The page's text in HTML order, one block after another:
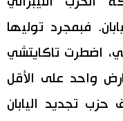
فبمجرد توليها
اضطرت تاكايتشي
واحد على الأقل
حزب تجديد اليابان